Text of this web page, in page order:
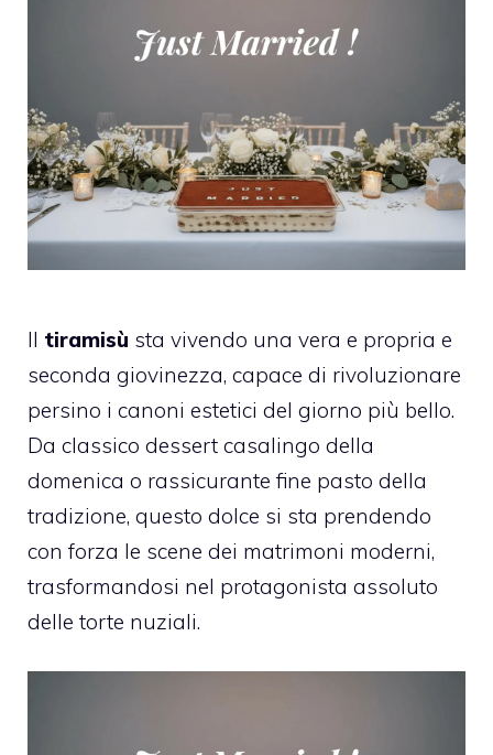
Il tiramisù sta vivendo una vera e propria e
seconda giovinezza, capace di rivoluzionare
persino i canoni estetici del giorno più bello.
Da classico dessert casalingo della
domenica o rassicurante fine pasto della
tradizione, questo dolce si sta prendendo
con forza le scene dei matrimoni moderni,
trasformandosi nel protagonista assoluto
delle torte nuziali.